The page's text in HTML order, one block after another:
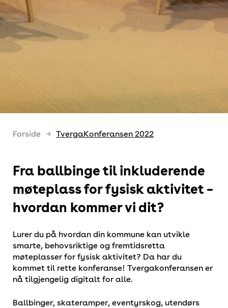
Forside TvergaKonferansen 2022
Fra ballbinge til inkluderende
møteplass for fysisk aktivitet –
hvordan kommer vi dit?
Lurer du på hvordan din kommune kan utvikle
smarte, behovsriktige og fremtidsretta
møteplasser for fysisk aktivitet? Da har du
kommet til rette konferanse! Tvergakonferansen er
nå tilgjengelig digitalt for alle.
Ballbinger, skateramper, eventyrskog, utendørs